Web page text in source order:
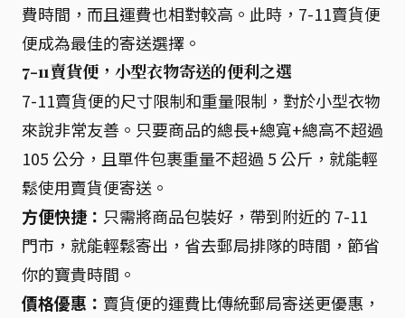
費時間，而且運費也相對較高。此時，7-11賣貨便
便成為最佳的寄送選擇。
7-11賣貨便，小型衣物寄送的便利之選
7-11賣貨便的尺寸限制和重量限制，對於小型衣物
來說非常友善。只要商品的總長+總寬+總高不超過
105 公分，且單件包裹重量不超過 5 公斤，就能輕
鬆使用賣貨便寄送。
方便快捷： 只需將商品包裝好，帶到附近的 7-11
門市，就能輕鬆寄出，省去郵局排隊的時間，節省
你的寶貴時間。
價格優惠： 賣貨便的運費比傳統郵局寄送更優惠，